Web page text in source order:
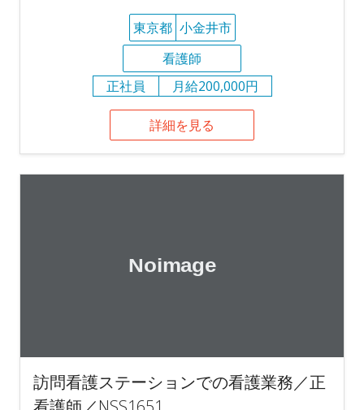
東京都 小金井市
看護師
正社員
月給200,000円
詳細を見る
訪問看護ステーションでの看護業務／正